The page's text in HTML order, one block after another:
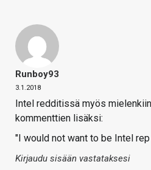
Runboy93
3.1.2018
Intel redditissä myös
kommenttien lisäksi:
"I would not want to be Intel
Kirjaudu sisään vastataksesi